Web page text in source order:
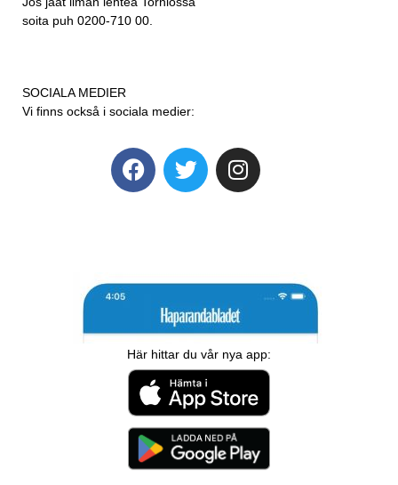
soita puh 0200-710 00.
SOCIALA MEDIER
Vi finns också i sociala medier:
Här hittar du vår nya app: